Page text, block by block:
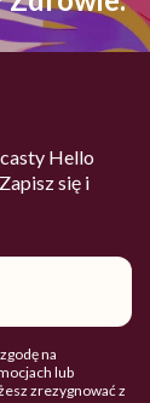
Hello
się i
na
lub
zrezygnować z